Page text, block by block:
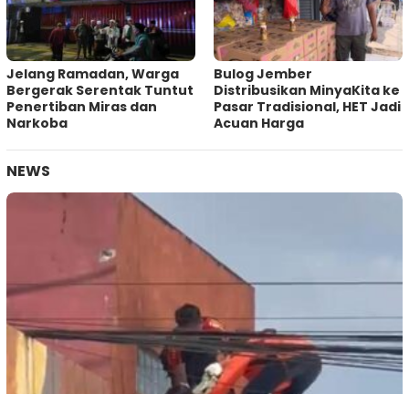
Jelang Ramadan, Warga
Bergerak Serentak Tuntut
Penertiban Miras dan
Narkoba
Bulog Jember
Distribusikan MinyaKita ke
Pasar Tradisional, HET Jadi
Acuan Harga
NEWS